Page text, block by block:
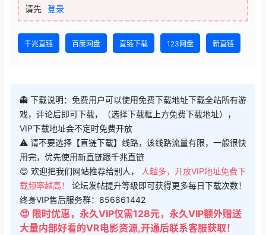
请先 登录
千兆直链 百度网盘 直链下载 123网盘 新直链
👻 下载说明：免费用户可以使用免费下载地址下载全站所有游
戏，评论后即可下载，（选择下载框上方免费下载地址），
VIP下载地址会不定时免费开放
⚠ 请不要选择【直链下载】线路，该线路流量有限，一般很快
用完，优先使用新直链跟千兆直链
😊 欢迎把我们网站推荐给别人，
人越多，开放VIP地址免费下
载频率越高！ 论坛发帖提升等级即可获得更多每日下载次数！
终身VIP售后服务群：856861442
😍 限时优惠，永久VIP仅需128元，永久VIP额外赠送
大量内部好看的VR电影资源,开通后联系客服获取！